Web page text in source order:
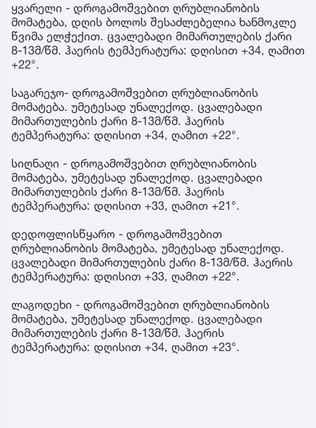
ყვარელი - დროგამოშვებით ღრუბლიანობის
მომატება, დღის ბოლოს შესაძლებელია ხანმოკლე
წვიმა ელჭექით. ცვალებადი მიმართულების ქარი
8-13მ/წმ. ჰაერის ტემპერატურა: დღისით +34, ღამით
+22°.
საგარეჯო- დროგამოშვებით ღრუბლიანობის
მომატება. უმეტესად უნალექოდ. ცვალებადი
მიმართულების ქარი 8-13მ/წმ. ჰაერის
ტემპერატურა: დღისით +34, ღამით +22°.
სიღნაღი - დროგამოშვებით ღრუბლიანობის
მომატება, უმეტესად უნალექოდ. ცვალებადი
მიმართულების ქარი 8-13მ/წმ. ჰაერის
ტემპერატურა: დღისით +33, ღამით +21°.
დედოფლისწყარო - დროგამოშვებით
ღრუბლიანობის მომატება, უმეტესად უნალექოდ.
ცვალებადი მიმართულების ქარი 8-13მ/წმ. ჰაერის
ტემპერატურა: დღისით +33, ღამით +22°.
ლაგოდეხი - დროგამოშვებით ღრუბლიანობის
მომატება, უმეტესად უნალექოდ. ცვალებადი
მიმართულების ქარი 8-13მ/წმ. ჰაერის
ტემპერატურა: დღისით +34, ღამით +23°.